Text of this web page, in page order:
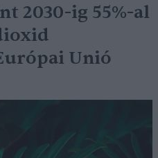
2030-ig 55%-al
Unió